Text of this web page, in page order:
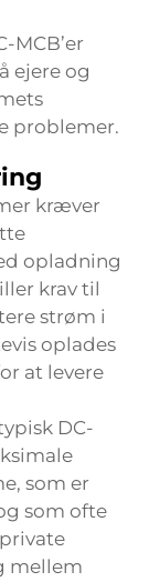
MCB’er
ejere og
problemer.
kræver
opladning
krav til
strøm i
oplades
at levere
DC-
som er
som ofte
mellem